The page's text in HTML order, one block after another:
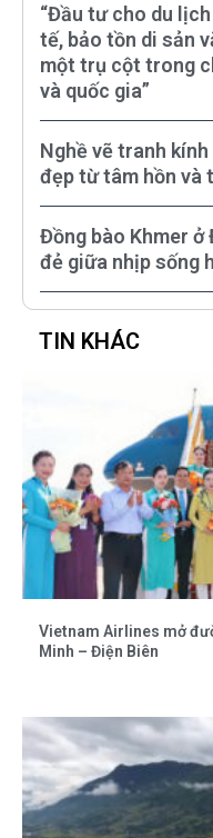
“Đầu tư cho du
tế, bảo tồn di sản
một trụ cột trong
và quốc gia”
Nghề vẽ tranh
đẹp từ tâm hồn và
Đồng bào Khmer ở
đẻ giữa nhịp sống
TIN KHÁC
Vietnam Airlines mở
Minh – Điện Biên